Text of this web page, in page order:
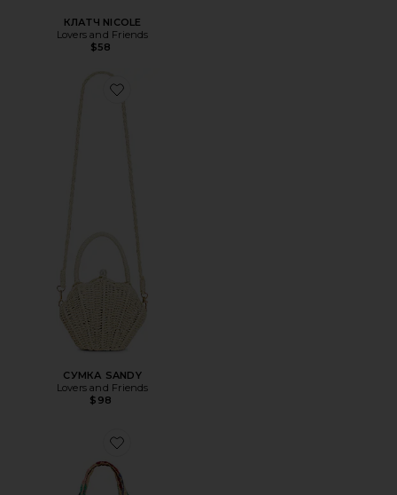
КЛАТЧ NICOLE
Lovers and Friends
$58
Favorite СУМКА SANDY
СУМКА SANDY
Lovers and Friends
$98
Favorite СУМКА ТОУТ ORNELLA